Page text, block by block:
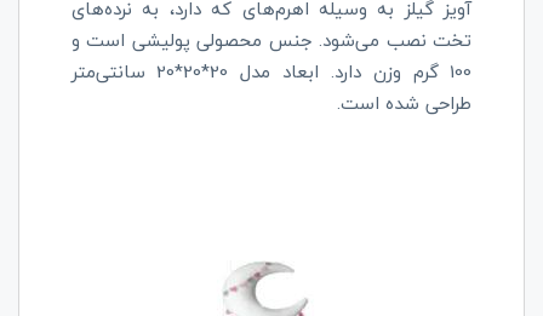
آویز گیلز به وسیله اهرم‌های که دارد، به نرده‌های
تخت نصب می‌شود. جنس محصولی پولیشی است و
100 گرم وزن دارد. ابعاد مدل 20*20*20 سانتی‌متر
طراحی شده است.